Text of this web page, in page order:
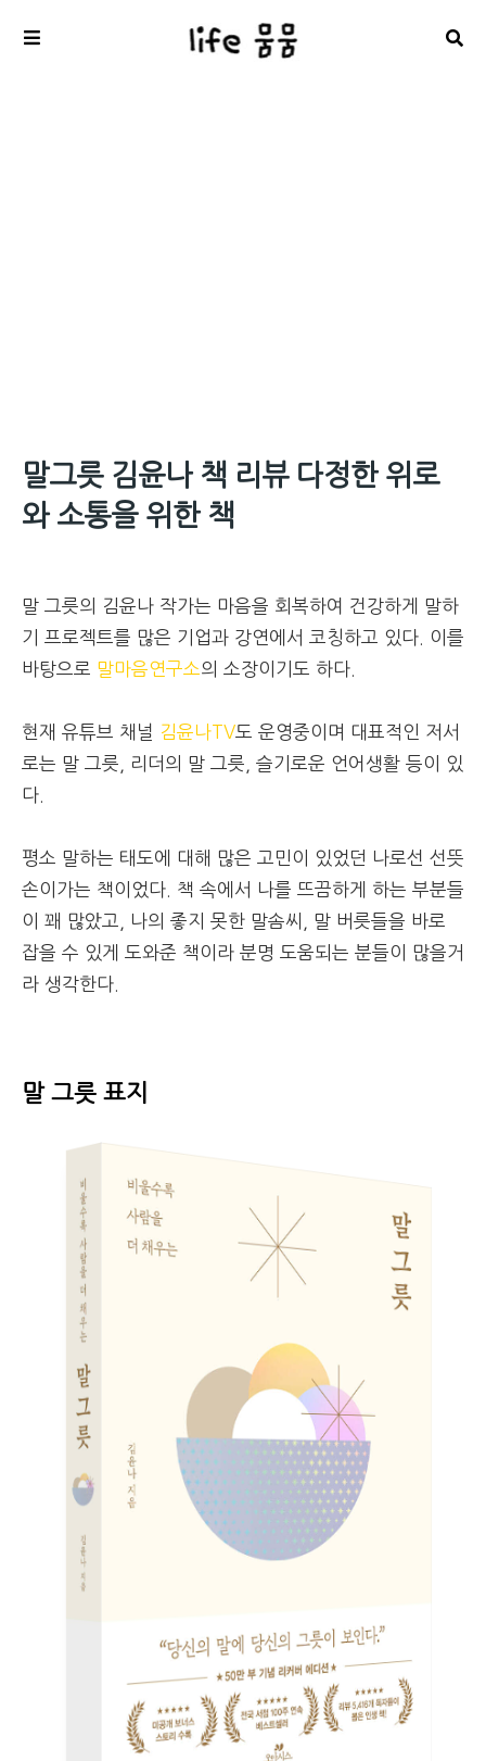
말그릇 김윤나 책 리뷰 다정한 위로
와 소통을 위한 책
말 그릇의 김윤나 작가는 마음을 회복하여 건강하게 말하
기 프로젝트를 많은 기업과 강연에서 코칭하고 있다. 이를
바탕으로 말마음연구소의 소장이기도 하다.
현재 유튜브 채널 김윤나TV도 운영중이며 대표적인 저서
로는 말 그릇, 리더의 말 그릇, 슬기로운 언어생활 등이 있
다.
평소 말하는 태도에 대해 많은 고민이 있었던 나로선 선뜻
손이가는 책이었다. 책 속에서 나를 뜨끔하게 하는 부분들
이 꽤 많았고, 나의 좋지 못한 말솜씨, 말 버릇들을 바로
잡을 수 있게 도와준 책이라 분명 도움되는 분들이 많을거
라 생각한다.
말 그릇 표지